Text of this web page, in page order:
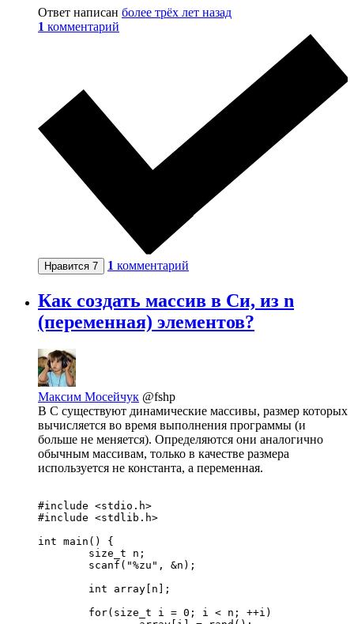
Ответ написан более трёх лет назад
1 комментарий
Нравится 7 1 комментарий
Как создать массив в Си, из n
(переменная) элементов?
Максим Мосейчук @fshp
В C существуют динамические массивы, размер которых
вычисляется во время выполнения программы (и
больше не меняется). Определяются они аналогично
обычным массивам, только в качестве размера
используется не константа, а переменная.
#include <stdio.h>
#include <stdlib.h>
int main() {